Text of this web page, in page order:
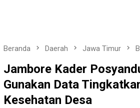
Beranda Daerah Jawa Timur
Jambore Kader
Gunakan Data
Kesehatan Desa